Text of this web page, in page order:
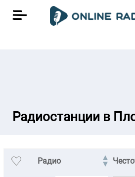
Радиостанции в
Радио